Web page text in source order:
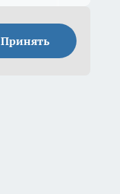
Принять